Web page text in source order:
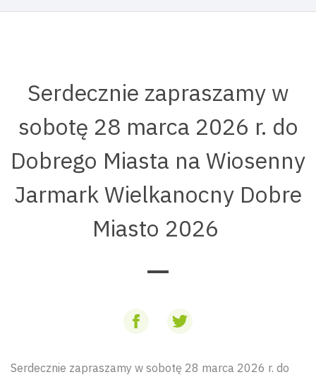
Serdecznie zapraszamy w
sobotę 28 marca 2026 r. do
Dobrego Miasta na Wiosenny
Jarmark Wielkanocny Dobre
Miasto 2026
Serdecznie zapraszamy w sobotę 28 marca 2026 r. do